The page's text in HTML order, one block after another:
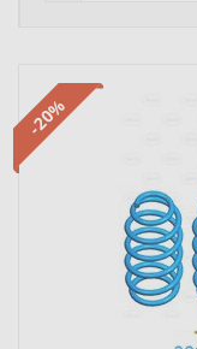
-20%